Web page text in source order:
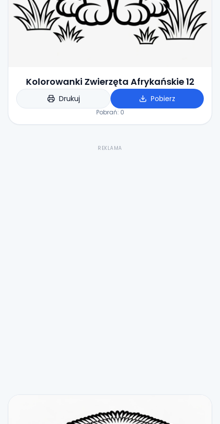
Kolorowanki Zwierzęta Afrykańskie 12
Drukuj Pobierz
Pobrań: 0
REKLAMA